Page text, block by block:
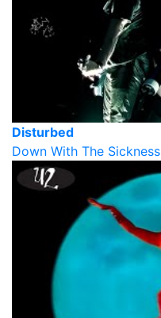
Disturbed
Down With The Sickness